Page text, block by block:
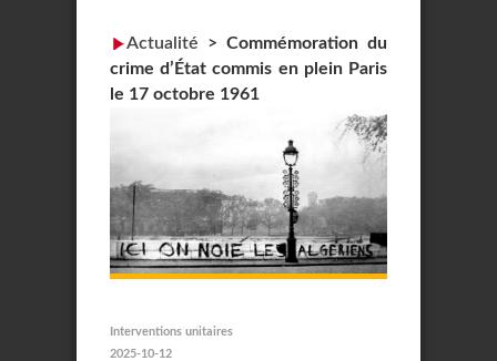
Actualité > Commémoration du
crime d’État commis en plein Paris
le 17 octobre 1961
Interventions unitaires
2025-10-12